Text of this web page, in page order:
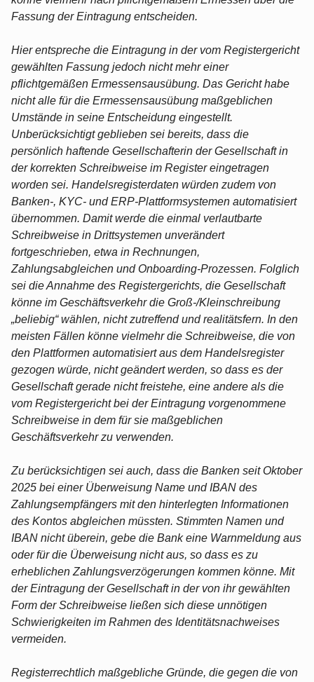
Fassung der Eintragung entscheiden.
Hier entspreche die Eintragung in der vom Registergericht
gewählten Fassung jedoch nicht mehr einer
pflichtgemäßen Ermessensausübung. Das Gericht habe
nicht alle für die Ermessensausübung maßgeblichen
Umstände in seine Entscheidung eingestellt.
Unberücksichtigt geblieben sei bereits, dass die
persönlich haftende Gesellschafterin der Gesellschaft in
der korrekten Schreibweise im Register eingetragen
worden sei. Handelsregisterdaten würden zudem von
Banken-, KYC- und ERP-Plattformsystemen automatisiert
übernommen. Damit werde die einmal verlautbarte
Schreibweise in Drittsystemen unverändert
fortgeschrieben, etwa in Rechnungen,
Zahlungsabgleichen und Onboarding-Prozessen. Folglich
sei die Annahme des Registergerichts, die Gesellschaft
könne im Geschäftsverkehr die Groß-/Kleinschreibung
„beliebig“ wählen, nicht zutreffend und realitätsfern. In den
meisten Fällen könne vielmehr die Schreibweise, die von
den Plattformen automatisiert aus dem Handelsregister
gezogen würde, nicht geändert werden, so dass es der
Gesellschaft gerade nicht freistehe, eine andere als die
vom Registergericht bei der Eintragung vorgenommene
Schreibweise in dem für sie maßgeblichen
Geschäftsverkehr zu verwenden.
Zu berücksichtigen sei auch, dass die Banken seit Oktober
2025 bei einer Überweisung Name und IBAN des
Zahlungsempfängers mit den hinterlegten Informationen
des Kontos abgleichen müssten. Stimmten Namen und
IBAN nicht überein, gebe die Bank eine Warnmeldung aus
oder für die Überweisung nicht aus, so dass es zu
erheblichen Zahlungsverzögerungen kommen könne. Mit
der Eintragung der Gesellschaft in der von ihr gewählten
Form der Schreibweise ließen sich diese unnötigen
Schwierigkeiten im Rahmen des Identitätsnachweises
vermeiden.
Registerrechtlich maßgebliche Gründe, die gegen die von